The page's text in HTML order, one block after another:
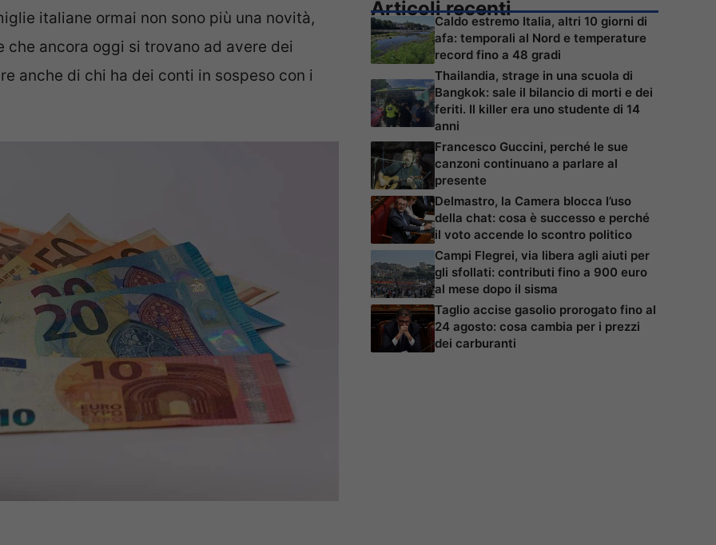
italiane ormai non sono più una novità,
ancora oggi si trovano ad avere dei
anche di chi ha dei conti in sospeso con i
Articoli recenti
Caldo estremo Italia, altri 10 giorni di
afa: temporali al Nord e temperature
record fino a 48 gradi
Thailandia, strage in una scuola di
Bangkok: sale il bilancio di morti e dei
feriti. Il killer era uno studente di 14
anni
Francesco Guccini, perché le sue
canzoni continuano a parlare al
presente
Delmastro, la Camera blocca l’uso
della chat: cosa è successo e perché
il voto accende lo scontro politico
Campi Flegrei, via libera agli aiuti per
gli sfollati: contributi fino a 900 euro
al mese dopo il sisma
Taglio accise gasolio prorogato fino al
24 agosto: cosa cambia per i prezzi
dei carburanti